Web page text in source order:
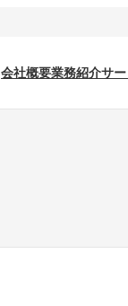
会社概要業務紹介サ